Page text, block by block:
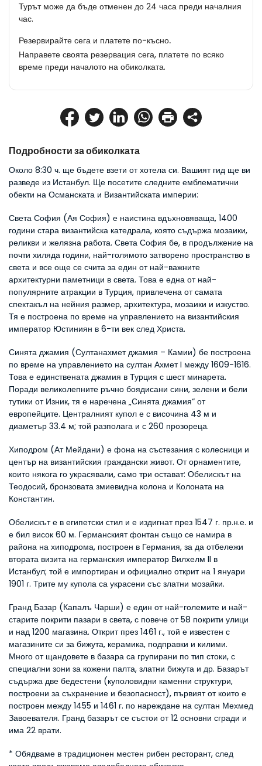
Подробности за обиколката
Около 8:30 ч. ще бъдете взети от хотела си. Вашият гид ще ви
разведе из Истанбул. Ще посетите следните емблематични
обекти на Османската и Византийската империи:
Света София (Ая София) е наистина вдъхновяваща, 1400
години стара византийска катедрала, която съдържа мозаики,
реликви и желязна работа. Света София бе, в продължение на
почти хиляда години, най-голямото затворено пространство в
света и все още се счита за един от най-важните
архитектурни паметници в света. Това е една от най-
популярните атракции в Турция, привлечена от самата
спектакъл на нейния размер, архитектура, мозаики и изкуство.
Тя е построена по време на управлението на византийския
император Юстиниян в 6-ти век след Христа.
Синята джамия (Султанахмет джамия – Камии) бе построена
по време на управлението на султан Ахмет I между 1609-1616.
Това е единствената джамия в Турция с шест минарета.
Поради великолепните ръчно боядисани сини, зелени и бели
тутики от Изник, тя е наречена „Синята джамия“ от
европейците. Централният купол е с височина 43 м и
диаметър 33.4 м; той разполага и с 260 прозореца.
Хиподром (Ат Мейдани) е фона на състезания с колесници и
център на византийския граждански живот. От орнаментите,
които някога го украсявали, само три остават: Обелискът на
Теодосий, бронзовата змиевидна колона и Колоната на
Константин.
Обелискът е в египетски стил и е издигнат през 1547 г. пр.н.е. и
е бил висок 60 м. Германският фонтан също се намира в
района на хиподрома, построен в Германия, за да отбележи
втората визита на германския император Вилхелм II в
Истанбул; той е импортиран и официално открит на 1 януари
1901 г. Трите му купола са украсени със златни мозайки.
Гранд Базар (Капалъ Чарши) е един от най-големите и най-
старите покрити пазари в света, с повече от 58 покрити улици
и над 1200 магазина. Открит през 1461 г., той е известен с
магазините си за бижута, керамика, подправки и килими.
Много от щандовете в базара са групирани по тип стоки, с
специални зони за кожени палта, златни бижута и др. Базарът
съдържа две бедестени (куполовидни каменни структури,
построени за съхранение и безопасност), първият от които е
построен между 1455 и 1461 г. по нареждане на султан Мехмед
Завоевателя. Гранд базарът се състои от 12 основни сгради и
има 22 врати.
* Обядваме в традиционен местен рибен ресторант, след
Турът може да бъде отменен до 24 часа преди началния
час.
Резервирайте сега и платете по-късно.
Направете своята резервация сега, платете по всяко
време преди началото на обиколката.